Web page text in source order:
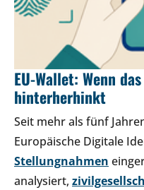
EU-Wallet: Wenn
hinterherhinkt
Seit mehr als fünf
Europäische Digitale
Stellungnahmen
analysiert,